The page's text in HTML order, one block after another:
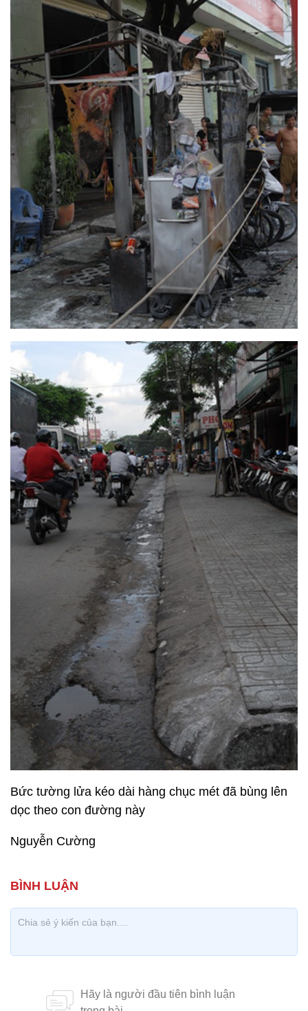
Bức tường lửa kéo dài hàng chục mét đã bùng lên
dọc theo con đường này
Nguyễn Cường